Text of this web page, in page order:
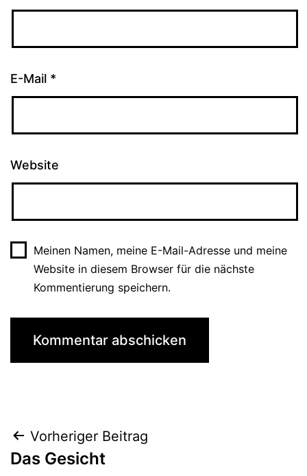
E-Mail *
Website
Meinen Namen, meine E-Mail-Adresse und meine
Website in diesem Browser für die nächste
Kommentierung speichern.
Beitrags-
Vorheriger Beitrag
Das Gesicht